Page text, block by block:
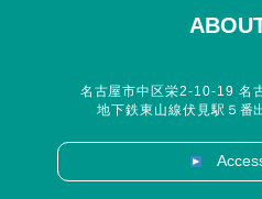
名古屋市中区栄2-10-19 名
地下鉄東山線伏見駅５番